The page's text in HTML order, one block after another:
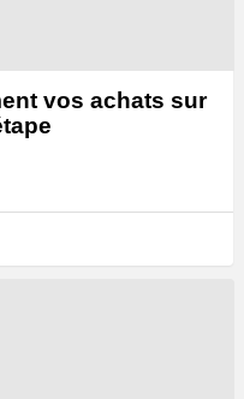
vos achats sur